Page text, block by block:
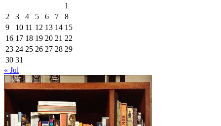
1
2
3 4 5 6 7
8
9
10 11 12 13 14 15
16 17 18 19 20 21 22
23 24 25 26 27 28 29
30 31
« Jul